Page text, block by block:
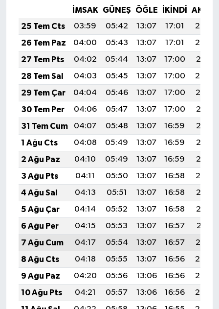
İMSAK GÜNEŞ ÖĞLE İKINDI
25 Tem Cts
03:59 05:42 13:07 17:01
20:23
26 Tem Paz
04:00 05:43 13:07 17:01
20:22
27 Tem Pts
04:02 05:44 13:07 17:00
20:21
28 Tem Sal
04:03 05:45 13:07 17:00
20:20
29 Tem Çar
04:04 05:46 13:07 17:00
20:19
30 Tem Per
04:06 05:47 13:07 17:00
20:18
31 Tem Cum
04:07 05:48 13:07 16:59
20:17
1 Ağu Cts
04:08 05:49 13:07 16:59
20:16
2 Ağu Paz
04:10 05:49 13:07 16:59
20:15
3 Ağu Pts
04:11 05:50 13:07 16:58
20:14
4 Ağu Sal
04:13 05:51 13:07 16:58
20:13
5 Ağu Çar
04:14 05:52 13:07 16:58
20:12
6 Ağu Per
04:15 05:53 13:07 16:57
20:11
7 Ağu Cum
04:17 05:54 13:07 16:57
20:10
8 Ağu Cts
04:18 05:55 13:07 16:56
20:08
9 Ağu Paz
04:20 05:56 13:06 16:56
20:07
10 Ağu Pts
04:21 05:57 13:06 16:56
20:06